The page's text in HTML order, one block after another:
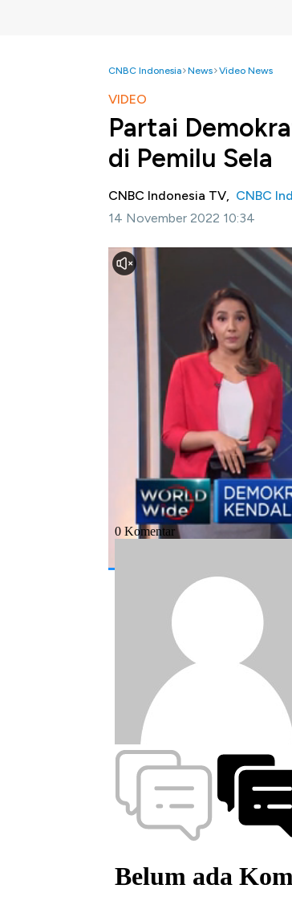
CNBC Indonesia News Video News
VIDEO
Partai
di Pemilu Sela
CNBC Indonesia TV, CNBC
14 November 2022 10:34
Jakarta, CNBC Indonesia-
Serikat. Hasil pemilihan paruh
Republik atas kedua majelis
Informasi selengkapnya dalam
#pemilu sela as